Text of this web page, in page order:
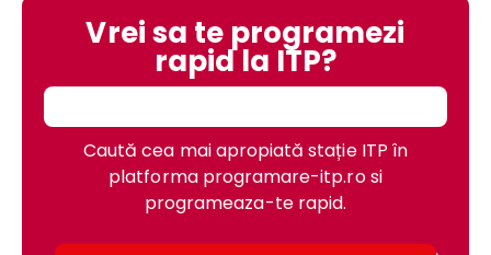
Vrei sa te programezi
rapid la ITP?
Caută cea mai apropiată stație ITP în
platforma programare-itp.ro si
programeaza-te rapid.